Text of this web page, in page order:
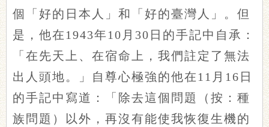
個「好的日本人」和「好的臺灣人」。但
是，他在1943年10月30日的手記中自承：
「在先天上、在宿命上，我們註定了無法
出人頭地。」自尊心極強的他在11月16日
的手記中寫道：「除去這個問題（按：種
族問題）以外，再沒有能使我恢復生機的